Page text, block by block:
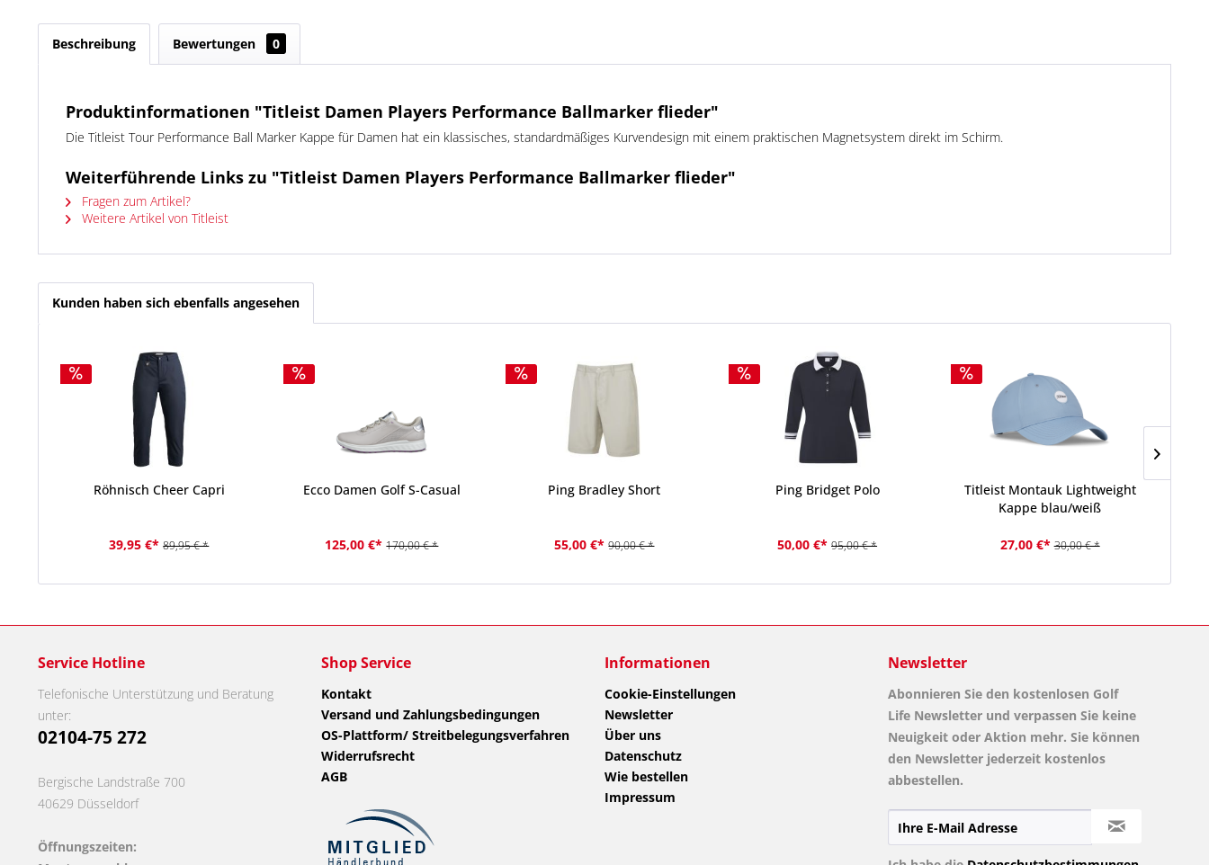
Beschreibung Bewertungen 0
Produktinformationen "Titleist Damen Players Performance Ballmarker flieder"
Die Titleist Tour Performance Ball Marker Kappe für Damen hat ein klassisches, standardmäßiges Kurvendesign mit einem praktischen Magnetsystem direkt im Schirm.
Weiterführende Links zu "Titleist Damen Players Performance Ballmarker flieder"
Fragen zum Artikel?
Weitere Artikel von Titleist
Kunden haben sich ebenfalls angesehen
Röhnisch Cheer Capri
39,95 €* 89,95 € *
Ecco Damen Golf S-Casual
125,00 €* 170,00 € *
Ping Bradley Short
55,00 €* 90,00 € *
Ping Bridget Polo
50,00 €* 95,00 € *
Titleist Montauk Lightweight
Kappe blau/weiß
27,00 €* 30,00 € *
Service Hotline
Telefonische Unterstützung und Beratung
unter:
02104-75 272
Bergische Landstraße 700
40629 Düsseldorf
Öffnungszeiten:
Shop Service
Kontakt
Versand und Zahlungsbedingungen
OS-Plattform/ Streitbelegungsverfahren
Widerrufsrecht
AGB
Informationen
Cookie-Einstellungen
Newsletter
Über uns
Datenschutz
Wie bestellen
Impressum
Newsletter
Abonnieren Sie den kostenlosen Golf
Life Newsletter und verpassen Sie keine
Neuigkeit oder Aktion mehr. Sie können
den Newsletter jederzeit kostenlos
abbestellen.